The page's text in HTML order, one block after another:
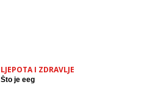
LJEPOTA I ZDRAVLJE
Što je eeg